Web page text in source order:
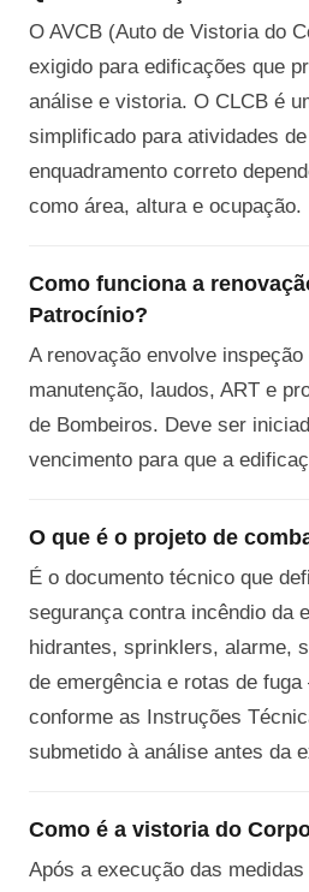
O AVCB (Auto de Vistoria do
exigido para edificações que
análise e vistoria. O CLCB é
simplificado para atividades
enquadramento correto
como área, altura e ocupação.
Como funciona a
Patrocínio?
A renovação envolve
manutenção, laudos, ART e
de Bombeiros. Deve ser
vencimento para que a
O que é o projeto de
É o documento técnico que
segurança contra incêndio da
hidrantes, sprinklers, alarme,
de emergência e rotas de
conforme as Instruções
submetido à análise antes da
Como é a vistoria do
Após a execução das